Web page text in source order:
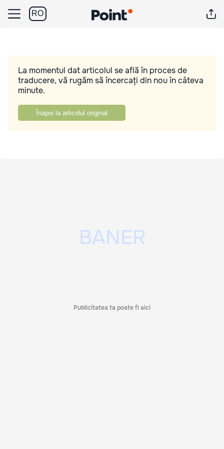
RO
La momentul dat articolul se află în proces de
traducere, vă rugăm să încercați din nou în câteva
minute.
Înapoi la articolul original
Publicitatea ta poate fi aici